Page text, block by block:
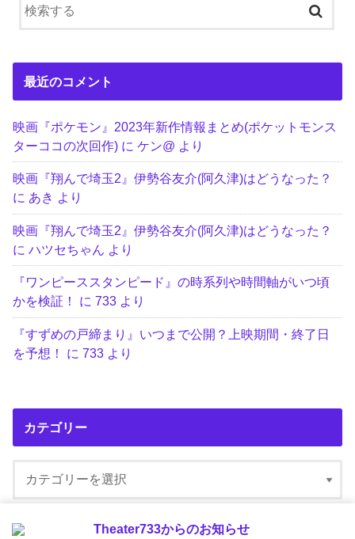
最近のコメント
映画『ポケモン』2023年新作情報まとめ(ポケットモンス
ターココの次回作) にケン@ より
映画『翔んで埼玉2』伊勢谷友介(阿久津)はどうなった？
に あき より
映画『翔んで埼玉2』伊勢谷友介(阿久津)はどうなった？
にハツセちゃん より
『ワンピーススタンピード』の時系列や時間軸がいつ頃
かを検証！
に733 より
『すずめの戸締まり』いつまで公開？上映期間・終了日
を予想！
に733 より
カテゴリー
Theater733からのお知らせ